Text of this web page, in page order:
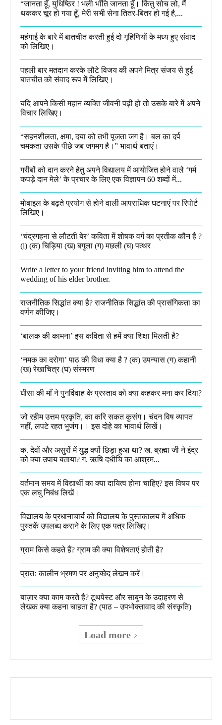
“जानता हूँ, युधिष्ठिर ! भली भाँति जानता हूँ। किंतु सोच लो, मैं
थककर चूर हो गया हूँ, मेरी सभी सेना तितर-बितर हो गई है,...
महंगाई के बारे में बातचीत करती हुई दो गृहिणियों के मध्य हुए संवाद
को लिखिए।
पहली बार मतदान करके लौटे विजय की अपने मित्र संजय से हुई
बातचीत को संवाद रूप में लिखिए।
यदि आपने किसी महान व्यक्ति जीवनी पढ़ी हो तो उसके बारे में अपने
विचार लिखिए।
“सहनशीलता, क्षमा, दया को तभी पूजता जग है। बल का दर्प
चमकता उसके पीछे जब जगमग है।”​ भावार्थ बताएं।
गरीबों को दान करने हेतु अपने विद्यालय में आयोजित होने वाले ‘गर्म
कपड़े दान मेले’ के प्रचार के लिए एक विज्ञापन 60 शब्दों में...
मोबाइल के बढ़ते प्रयोग से होने वाली आपराधिक घटनाएं पर रिपोर्ट
लिखिए।
‘चंद्रगहना से लौटती बेर’ कविता में शोषक वर्ग का प्रतीक कौन है ?
(i) (क) चिड़िया (ख) बगुला (ग) मछली (घ) पत्थर
Write a letter to your friend inviting him to attend the
wedding of his elder brother.
राजनीतिक सिद्धांत क्या है? राजनीतिक सिद्धांत की प्रासंगिकता का
वर्णन कीजिए।
‘बालक की कामना’ इस कविता से हमें क्या शिक्षा मिलती है?
‘नमक का दरोगा’ पाठ की विधा क्या है ? (क) उपन्यास (ग) कहानी
(ख) रेखाचित्र (घ) संस्मरण​
घीसा की माँ ने पुनर्विवाह के प्रस्ताव को क्या कहकर मना कर दिया?
जो रहीम उत्तम प्रकृति, का करि सकत कुसंग। चंदन विष व्यापत
नहीं, लपटे रहत भुजंग।। इस दोहे का भावार्थ लिखें।
क. देवों और असुरों में युद्ध क्यों छिड़ा हुआ था? ख. ब्रह्मा जी ने इंद्र
को क्या उपाय बताया? ग. ऋषि दधीचि का आश्रम...
वर्तमान समय में विद्यार्थी का क्या दायित्व होना चाहिए? इस विषय पर
एक लघु निबंध लिखें।
विद्यालय के प्रधानाचार्य को विद्यालय के पुस्तकालय में अधिक
पुस्तकें उपलब्ध कराने के लिए एक पत्र लिखिए।
ग्राम किसे कहते हैं? ग्राम की क्या विशेषताएं होती है?​
प्रातः कालीन भ्रमण पर अनुच्छेद लेखन करें।
बाज़ार क्या काम करते है? टूथपेस्ट और साबुन के उदाहरण से
लेखक क्या कहना चाहता है? (पाठ – उपभोक्तावाद की संस्कृति)
Load more